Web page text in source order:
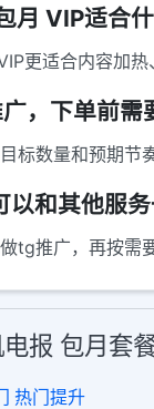
VIP适合
更适合内容加热
，下单前需
标数量和预期节
和其他服务
tg推广，再按需
报 包月套
热门提升